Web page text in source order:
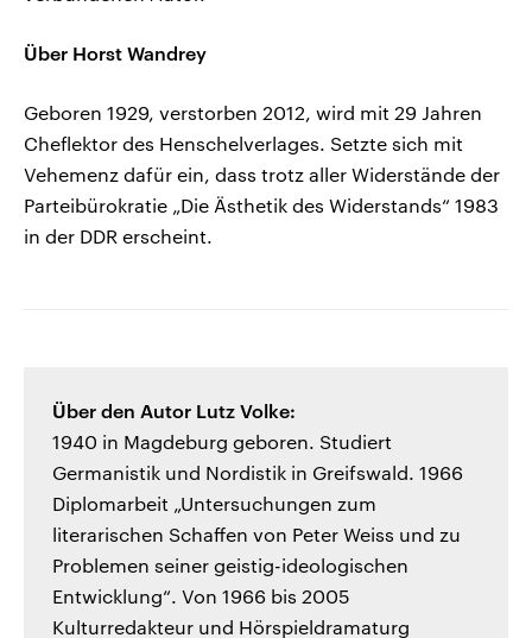
Über Horst Wandrey
Geboren 1929, verstorben 2012, wird mit 29 Jahren
Cheflektor des Henschelverlages. Setzte sich mit
Vehemenz dafür ein, dass trotz aller Widerstände der
Parteibürokratie „Die Ästhetik des Widerstands“ 1983
in der DDR erscheint.
Über den Autor Lutz Volke:
1940 in Magdeburg geboren. Studiert
Germanistik und Nordistik in Greifswald. 1966
Diplomarbeit „Untersuchungen zum
literarischen Schaffen von Peter Weiss und zu
Problemen seiner geistig-ideologischen
Entwicklung“. Von 1966 bis 2005
Kulturredakteur und Hörspieldramaturg